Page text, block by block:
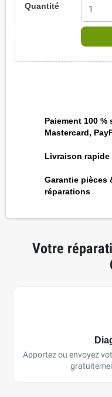
Quantité
Paiement 100
Mastercard,
Livraison
Garantie pièces
réparations
Votre
Apportez ou envoyez